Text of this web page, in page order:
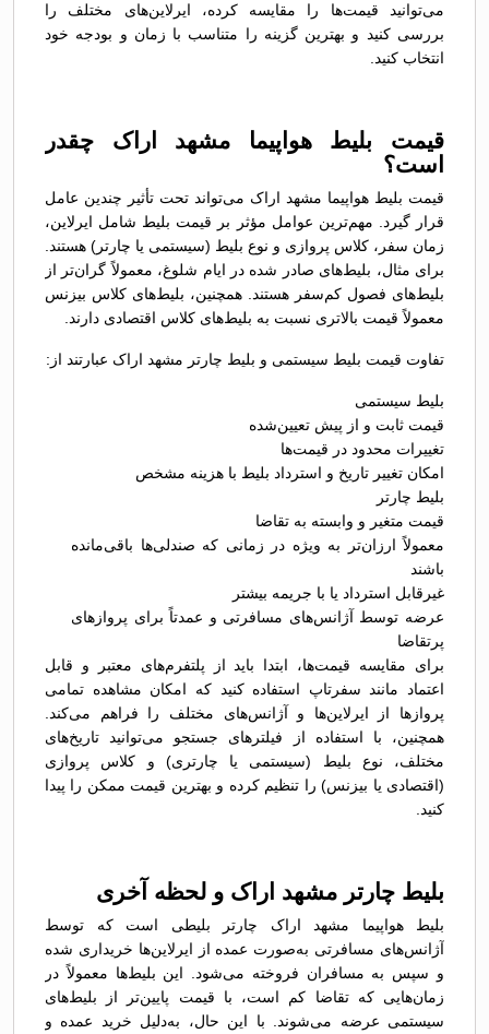
می‌توانید قیمت‌ها را مقایسه کرده، ایرلاین‌های مختلف را
بررسی کنید و بهترین گزینه را متناسب با زمان و بودجه خود
انتخاب کنید.
قیمت بلیط هواپیما مشهد اراک چقدر
است؟
قیمت بلیط هواپیما مشهد اراک می‌تواند تحت تأثیر چندین عامل
قرار گیرد. مهم‌ترین عوامل مؤثر بر قیمت بلیط شامل ایرلاین،
زمان سفر، کلاس پروازی و نوع بلیط (سیستمی یا چارتر) هستند.
برای مثال، بلیط‌های صادر شده در ایام شلوغ، معمولاً گران‌تر از
بلیط‌های فصول کم‌سفر هستند. همچنین، بلیط‌های کلاس بیزنس
معمولاً قیمت بالاتری نسبت به بلیط‌های کلاس اقتصادی دارند.
تفاوت قیمت بلیط سیستمی و بلیط چارتر مشهد اراک عبارتند از:
بلیط سیستمی
قیمت ثابت و از پیش تعیین‌شده
تغییرات محدود در قیمت‌ها
امکان تغییر تاریخ و استرداد بلیط با هزینه مشخص
بلیط چارتر
قیمت متغیر و وابسته به تقاضا
معمولاً ارزان‌تر به ویژه در زمانی که صندلی‌ها باقی‌مانده
باشند
غیرقابل استرداد یا با جریمه بیشتر
عرضه توسط آژانس‌های مسافرتی و عمدتاً برای پروازهای
پرتقاضا
برای مقایسه قیمت‌ها، ابتدا باید از پلتفرم‌های معتبر و قابل
اعتماد مانند سفرتاپ استفاده کنید که امکان مشاهده تمامی
پروازها از ایرلاین‌ها و آژانس‌های مختلف را فراهم می‌کند.
همچنین، با استفاده از فیلترهای جستجو می‌توانید تاریخ‌های
مختلف، نوع بلیط (سیستمی یا چارتری) و کلاس پروازی
(اقتصادی یا بیزنس) را تنظیم کرده و بهترین قیمت ممکن را پیدا
کنید.
بلیط چارتر مشهد اراک و لحظه آخری
بلیط هواپیما مشهد اراک چارتر بلیطی است که توسط
آژانس‌های مسافرتی به‌صورت عمده از ایرلاین‌ها خریداری شده
و سپس به مسافران فروخته می‌شود. این بلیط‌ها معمولاً در
زمان‌هایی که تقاضا کم است، با قیمت پایین‌تر از بلیط‌های
سیستمی عرضه می‌شوند. با این حال، به‌دلیل خرید عمده و